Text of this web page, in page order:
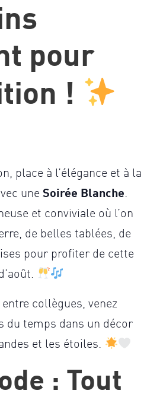
pour
!
place à l’élégance et à la
uneSoirée Blanche.
et conviviale où l’on
de belles tablées, de
pour profiter de cette
collègues, venez
du temps dans un décor
et les étoiles.
: Tout